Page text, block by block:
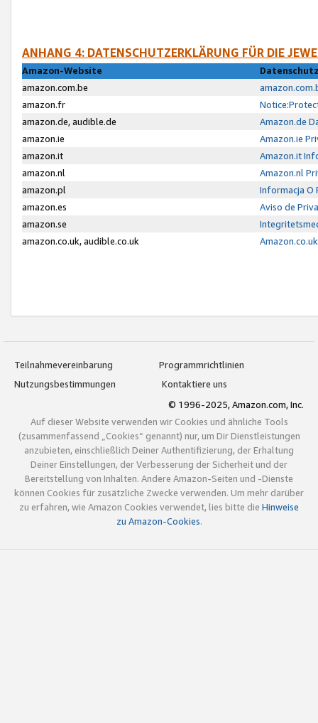
ANHANG 4: DATENSCHUTZERKLÄRUNG FÜR DIE
Amazon-Website
amazon.com.be
amazon.fr
amazon.de, audible.de
Amazon.de
amazon.ie
Amazon.ie
amazon.it
Amazon.it
amazon.nl
Amazon.nl
amazon.pl
Informacja O
amazon.es
Aviso de
amazon.se
amazon.co.uk, audible.co.uk
Teilnahmevereinbarung
Programmrichtlinien
Nutzungsbestimmungen
Kontaktiere uns
© 1996-2025, Amazon.com, Inc.
Auf dieser Website verwenden wir Cookies und ähnliche Tools
(zusammenfassend „Cookies“ genannt) nur, um Dir Dienstleistungen
anzubieten, einschließlich Deiner Authentifizierung, der Erhaltung
Deiner Einstellungen, der Verbesserung der Sicherheit und der
Bereitstellung von Inhalten. Andere Amazon-Seiten und -Dienste
können Cookies für zusätzliche Zwecke verwenden. Um mehr darüber
zu erfahren, wie Amazon Cookies verwendet, lies bitte die Hinweise
zu Amazon-Cookies.